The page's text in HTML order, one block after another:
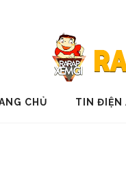
CHỦ TIN ĐIỆN